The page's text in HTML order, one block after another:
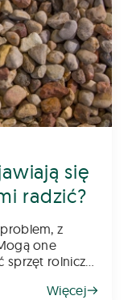
się
radzić?
z
one
sprzęt rolniczy
Więcej